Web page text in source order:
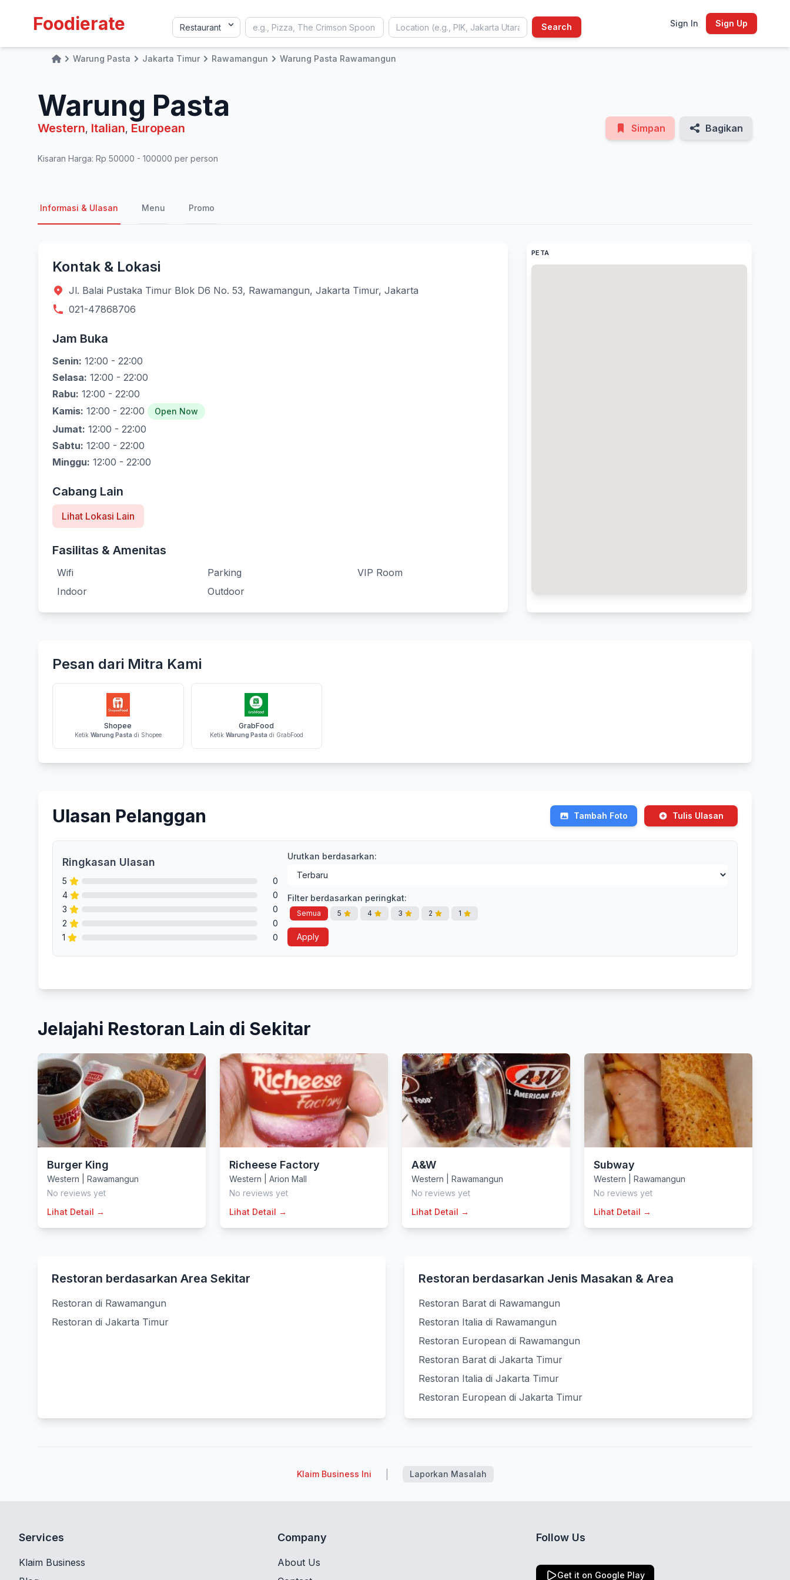
Foodierate Search Sign In Sign Up
HomeWarung Pasta Jakarta Timur Rawamangun Warung Pasta Rawamangun
Warung Pasta
Western, Italian, European
Kisaran Harga: Rp 50000 - 100000 per person
Simpan Bagikan
Informasi & Ulasan Menu Promo
Kontak & Lokasi
Jl. Balai Pustaka Timur Blok D6 No. 53, Rawamangun, Jakarta Timur, Jakarta
021-47868706
Jam Buka
Senin: 12:00 - 22:00
Selasa: 12:00 - 22:00
Rabu: 12:00 - 22:00
Kamis: 12:00 - 22:00 Open Now
Jumat: 12:00 - 22:00
Sabtu: 12:00 - 22:00
Minggu: 12:00 - 22:00
Cabang Lain
Lihat Lokasi Lain
Fasilitas & Amenitas
Wifi Parking
VIP Room
Indoor
Outdoor
PETA
Pesan dari Mitra Kami
Shopee
Ketik Warung Pasta di Shopee
GrabFood
Ketik Warung Pasta di GrabFood
Ulasan Pelanggan Tambah Foto Tulis Ulasan
Ringkasan Ulasan
5
0
4
0
3
0
2
0
1
0
Urutkan berdasarkan:
Filter berdasarkan peringkat:
Semua 5 4 3 2 1
Apply
Jelajahi Restoran Lain di Sekitar
Burger King
Western
Rawamangun
No reviews yet
Lihat Detail →
Richeese Factory
Western
Arion Mall
No reviews yet
Lihat Detail →
A&W
Western
Rawamangun
No reviews yet
Lihat Detail →
Subway
Western
Rawamangun
No reviews yet
Lihat Detail →
Restoran berdasarkan Area Sekitar
Restoran di Rawamangun
Restoran di Jakarta Timur
Restoran berdasarkan Jenis Masakan & Area
Restoran Barat di Rawamangun
Restoran Italia di Rawamangun
Restoran European di Rawamangun
Restoran Barat di Jakarta Timur
Restoran Italia di Jakarta Timur
Restoran European di Jakarta Timur
Klaim Business Ini Laporkan Masalah
Services
Klaim Business
Company
About Us
Follow Us
Get it on Google Play